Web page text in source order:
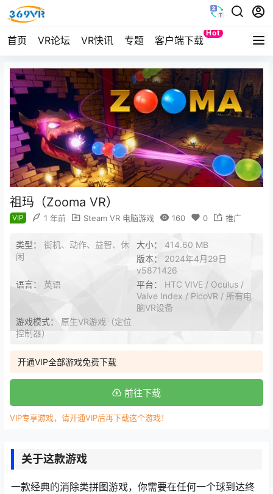
首页 VR论坛 VR快讯 专题 客户端下载
Hot
Quest
祖玛（Zooma VR）
VIP 1 年前 Steam VR 电脑游戏 160 0 推广
类型： 街机、动作、益智、休
闲
大小： 414.60 MB
版本： 2024年4月29日
v5871426
语言： 英语 平台： HTC VIVE / Oculus /
Valve Index / PicoVR / 所有电
脑VR设备
游戏模式： 原生VR游戏（定位
控制器）
开通VIP全部游戏免费下载
前往下载
VIP专享游戏，请开通VIP后再下载这个游戏！
关于这款游戏
一款经典的消除类拼图游戏，你需要在任何一个球到达终